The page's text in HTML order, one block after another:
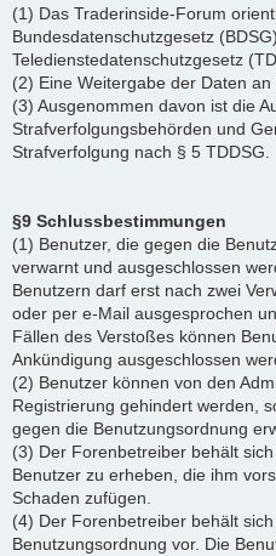
(1) Das Traderinside-Forum
Bundesdatenschutzgesetz
Teledienstedatenschutzgesetz
(2) Eine Weitergabe der Daten an
(3) Ausgenommen davon ist die
Strafverfolgungsbehörden und
Strafverfolgung nach § 5 TDDSG.
§9 Schlussbestimmungen
(1) Benutzer, die gegen die
verwarnt und ausgeschlossen
Benutzern darf erst nach zwei
oder per e-Mail ausgesprochen
Fällen des Verstoßes können
Ankündigung ausgeschlossen
(2) Benutzer können von den
Registrierung gehindert werden,
gegen die Benutzungsordnung
(3) Der Forenbetreiber behält
Benutzer zu erheben, die ihm
Schaden zufügen.
(4) Der Forenbetreiber behält
Benutzungsordnung vor. Die